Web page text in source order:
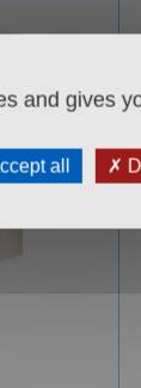
and gives
all